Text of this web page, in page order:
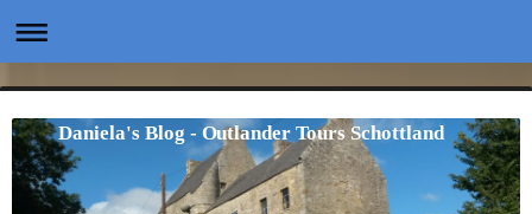
Daniela's Blog - Outlander Tours Schottland